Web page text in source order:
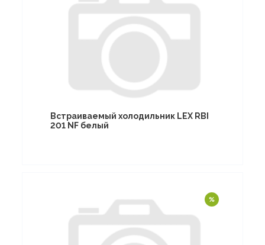
Встраиваемый холодильник LEX RBI
201 NF белый